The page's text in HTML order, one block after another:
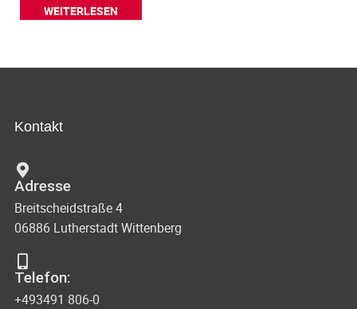
WEITERLESEN
Kontakt
Adresse
Breitscheidstraße 4
06886 Lutherstadt Wittenberg
Telefon:
+493491 806-0